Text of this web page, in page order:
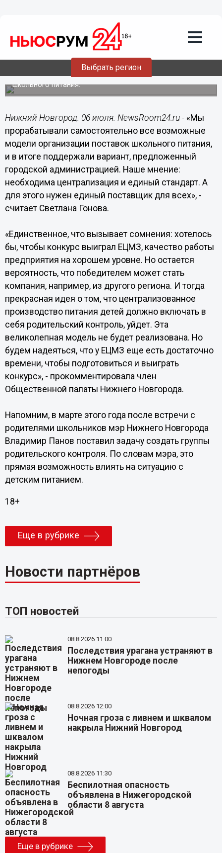
Выбрать регион
Нужна централизация и единый
стандарт школьного питания, - Гонова
Член Общественной палаты Нижнего Новгорода
Светлана Гонова прокомментировала итоги встречи
мэра Нижнего Новгорода Владимира Панова с
родителями и общественниками по организации
школьного питания.
Нижний Новгород. 06 июля. NewsRoom24.ru - «Мы
прорабатывали самостоятельно все возможные
модели организации поставок школьного питания,
и в итоге поддержали вариант, предложенный
городской администрацией. Наше мнение:
необходима централизация и единый стандарт. А
для этого нужен единый поставщик для всех», -
считает Светлана Гонова.
«Единственное, что вызывает сомнения: хотелось
бы, чтобы конкурс выиграл ЕЦМЗ, качество работы
предприятия на хорошем уровне. Но остается
вероятность, что победителем может стать
компания, например, из другого региона. И тогда
прекрасная идея о том, что централизованное
производство питания детей должно включать в
себя родительский контроль, уйдет. Эта
великолепная модель не будет реализована. Но
будем надеяться, что у ЕЦМЗ еще есть достаточно
времени, чтобы подготовиться и выиграть
конкурс», - прокомментировала член
Общественной палаты Нижнего Новгорода.
Напомним, в марте этого года после встречи с
родителями школьников мэр Нижнего Новгорода
Владимир Панов поставил задачу создать группы
родительского контроля. По словам мэра, это
прямая возможность влиять на ситуацию с
детским питанием.
18+
Еще в рубрике
Новости партнёров
ТОП новостей
08.8.2026 11:00
Последствия урагана устраняют в
Нижнем Новгороде после
непогоды
08.8.2026 12:00
Ночная гроза с ливнем и шквалом
накрыла Нижний Новгород
08.8.2026 11:30
Беспилотная опасность
объявлена в Нижегородской
области 8 августа
Еще в рубрике